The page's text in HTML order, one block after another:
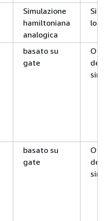
Simulazione
hamiltoniana
analogica
basato su
gate
On-
basato su
gate
On-